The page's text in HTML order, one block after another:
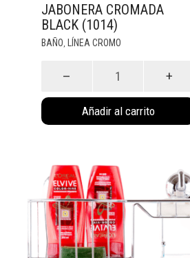
JABONERA CROMADA
BLACK (1014)
BAÑO, LÍNEA CROMO
Cromada
(1014)
Añadir al carrito